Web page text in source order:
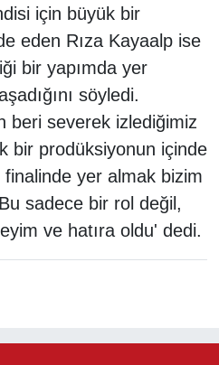
için büyük bir
eden Rıza Kayaalp ise
bir yapımda yer
söyledi.
beri severek izlediğimiz
bir prodüksiyonun içinde
yer almak bizim
sadece bir rol değil,
ve hatıra oldu' dedi.